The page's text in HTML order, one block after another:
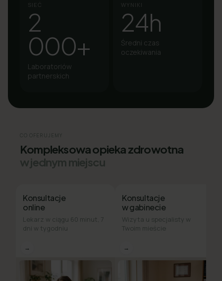
SIEĆ
2
000+
Laboratoriów
partnerskich
WYNIKI
24h
Średni czas
oczekiwania
CO OFERUJEMY
Kompleksowa opieka zdrowotna
w jednym miejscu
Konsultacje
online
Lekarz w ciągu 60 minut, 7
dni w tygodniu
→
Konsultacje
w gabinecie
Wizyta u specjalisty w
Twoim mieście
→